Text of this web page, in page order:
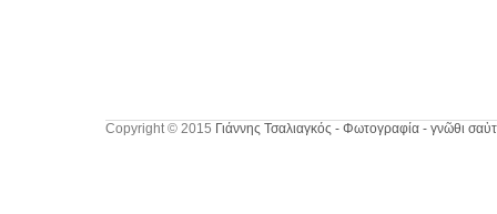
Copyright © 2015 Γιάννης Τσαλιαγκός - Φωτογραφία - γνῶθι